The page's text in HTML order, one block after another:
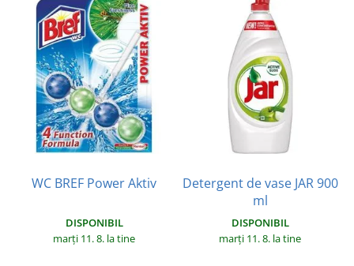
WC BREF Power Aktiv
DISPONIBIL
marți 11. 8. la tine
Detergent de vase JAR 900
ml
DISPONIBIL
marți 11. 8. la tine